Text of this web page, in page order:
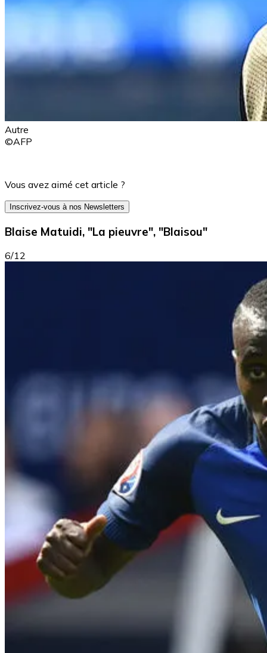
Autre
©AFP
Vous avez aimé cet article ?
Inscrivez-vous à nos Newsletters
Blaise Matuidi, "La pieuvre", "Blaisou"
6/12